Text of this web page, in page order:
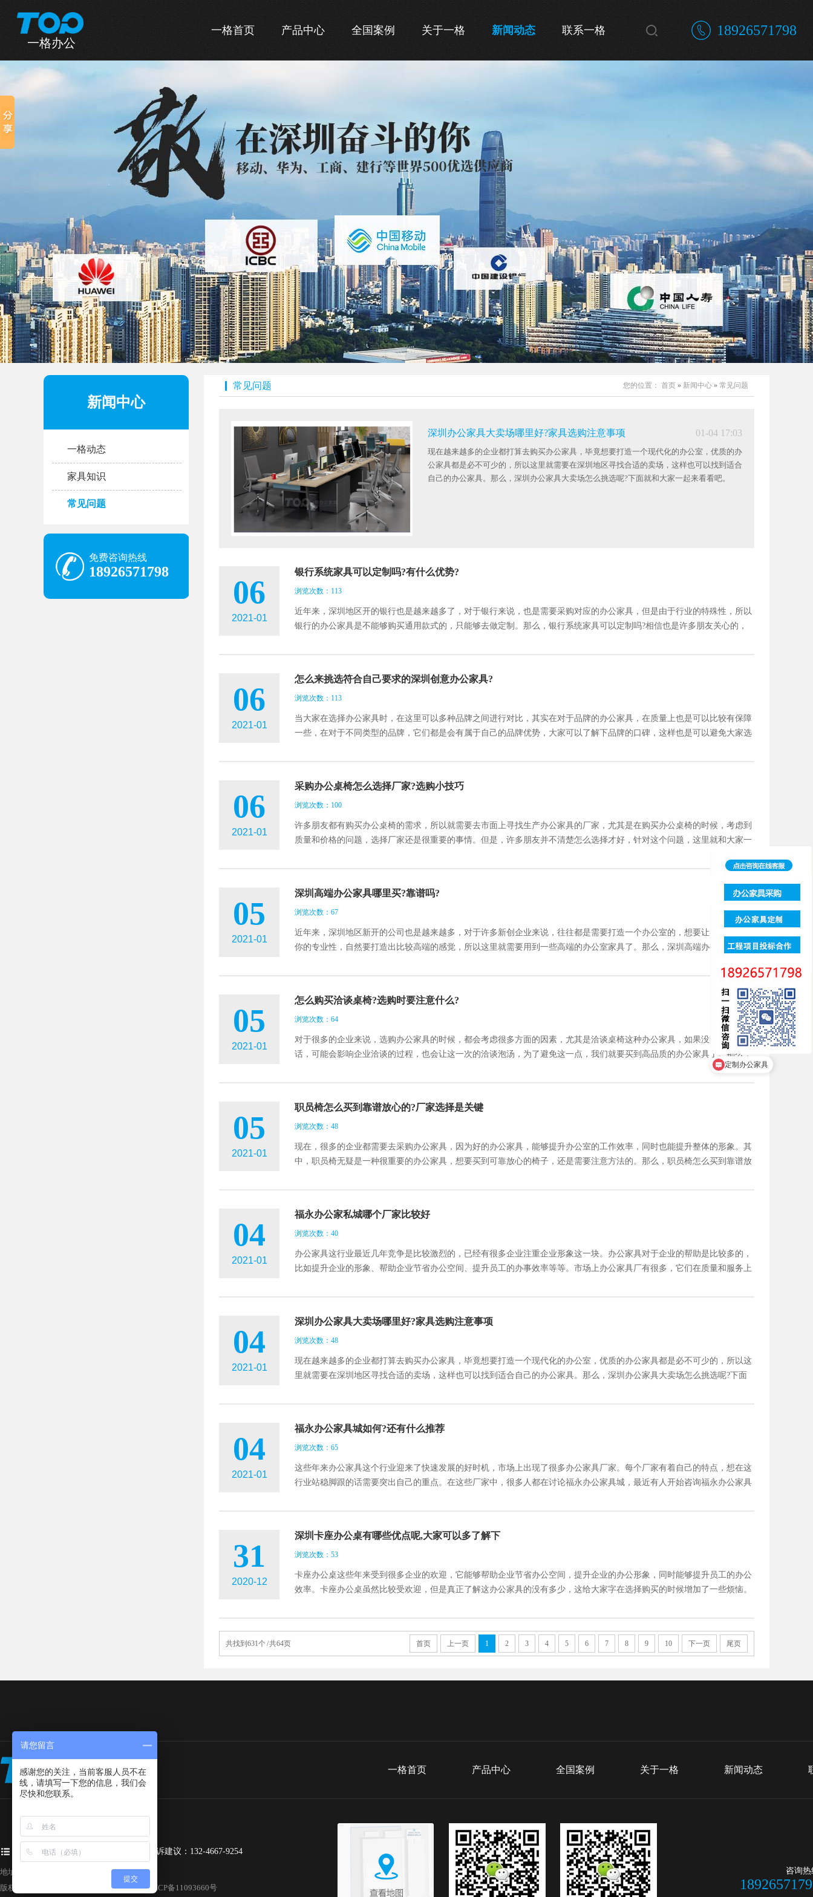
一格办公
18926571798
一格首页 产品中心 全国案例 关于一格 新闻动态 联系一格
新闻中心
一格动态
家具知识
常见问题
免费咨询热线
18926571798
常见问题 您的位置： 首页 » 新闻中心 » 常见问题
01-04 17:03
深圳办公家具大卖场哪里好?家具选购注意事项
现在越来越多的企业都打算去购买办公家具，毕竟想要打造一个现代化的办公室，优质的办
公家具都是必不可少的，所以这里就需要在深圳地区寻找合适的卖场，这样也可以找到适合
自己的办公家具。那么，深圳办公家具大卖场怎么挑选呢?下面就和大家一起来看看吧。
06
2021-01
银行系统家具可以定制吗?有什么优势?
浏览次数：113
近年来，深圳地区开的银行也是越来越多了，对于银行来说，也是需要采购对应的办公家具，但是由于行业的特殊性，所以
银行的办公家具是不能够购买通用款式的，只能够去做定制。那么，银行系统家具可以定制吗?相信也是许多朋友关心的，
06
2021-01
怎么来挑选符合自己要求的深圳创意办公家具?
浏览次数：113
当大家在选择办公家具时，在这里可以多种品牌之间进行对比，其实在对于品牌的办公家具，在质量上也是可以比较有保障
一些，在对于不同类型的品牌，它们都是会有属于自己的品牌优势，大家可以了解下品牌的口碑，这样也是可以避免大家选
06
2021-01
采购办公桌椅怎么选择厂家?选购小技巧
浏览次数：100
许多朋友都有购买办公桌椅的需求，所以就需要去市面上寻找生产办公家具的厂家，尤其是在购买办公桌椅的时候，考虑到
质量和价格的问题，选择厂家还是很重要的事情。但是，许多朋友并不清楚怎么选择才好，针对这个问题，这里就和大家一
05
2021-01
深圳高端办公家具哪里买?靠谱吗?
浏览次数：67
近年来，深圳地区新开的公司也是越来越多，对于许多新创企业来说，往往都是需要打造一个办公室的，想要让客户感觉到
你的专业性，自然要打造出比较高端的感觉，所以这里就需要用到一些高端的办公室家具了。那么，深圳高端办公家具哪里
05
2021-01
怎么购买洽谈桌椅?选购时要注意什么?
浏览次数：64
对于很多的企业来说，选购办公家具的时候，都会考虑很多方面的因素，尤其是洽谈桌椅这种办公家具，如果没有买好的
话，可能会影响企业洽谈的过程，也会让这一次的洽谈泡汤，为了避免这一点，我们就要买到高品质的办公家具了。那么，
05
2021-01
职员椅怎么买到靠谱放心的?厂家选择是关键
浏览次数：48
现在，很多的企业都需要去采购办公家具，因为好的办公家具，能够提升办公室的工作效率，同时也能提升整体的形象。其
中，职员椅无疑是一种很重要的办公家具，想要买到可靠放心的椅子，还是需要注意方法的。那么，职员椅怎么买到靠谱放
04
2021-01
福永办公家私城哪个厂家比较好
浏览次数：40
办公家具这行业最近几年竞争是比较激烈的，已经有很多企业注重企业形象这一块。办公家具对于企业的帮助是比较多的，
比如提升企业的形象、帮助企业节省办公空间、提升员工的办事效率等等。市场上办公家具厂有很多，它们在质量和服务上
04
2021-01
深圳办公家具大卖场哪里好?家具选购注意事项
浏览次数：48
现在越来越多的企业都打算去购买办公家具，毕竟想要打造一个现代化的办公室，优质的办公家具都是必不可少的，所以这
里就需要在深圳地区寻找合适的卖场，这样也可以找到适合自己的办公家具。那么，深圳办公家具大卖场怎么挑选呢?下面
04
2021-01
福永办公家具城如何?还有什么推荐
浏览次数：65
这些年来办公家具这个行业迎来了快速发展的好时机，市场上出现了很多办公家具厂家。每个厂家有着自己的特点，想在这
行业站稳脚跟的话需要突出自己的重点。在这些厂家中，很多人都在讨论福永办公家具城，最近有人开始咨询福永办公家具
31
2020-12
深圳卡座办公桌有哪些优点呢,大家可以多了解下
浏览次数：53
卡座办公桌这些年来受到很多企业的欢迎，它能够帮助企业节省办公空间，提升企业的办公形象，同时能够提升员工的办公
效率。卡座办公桌虽然比较受欢迎，但是真正了解这办公家具的没有多少，这给大家字在选择购买的时候增加了一些烦恼。
共找到631个 / 共64页 首页 上一页 1 2 3 4 5 6 7 8 9 10 下一页 尾页
一格首页 产品中心 全国案例 关于一格 新闻动态
工程咨询：173-0447-8264 投诉建议：132-4667-9254
地址：宝安区福永国际家具村一格办公家具
版权所有© 2011-2020深圳一格办公家具 ㄧ粤ICP备11093660号
咨询热
我有个办公室的家具需要
请您留言
感谢您的关注，当前客服人员不在
线，请填写一下您的信息，我们会
尽快和您联系。
提交